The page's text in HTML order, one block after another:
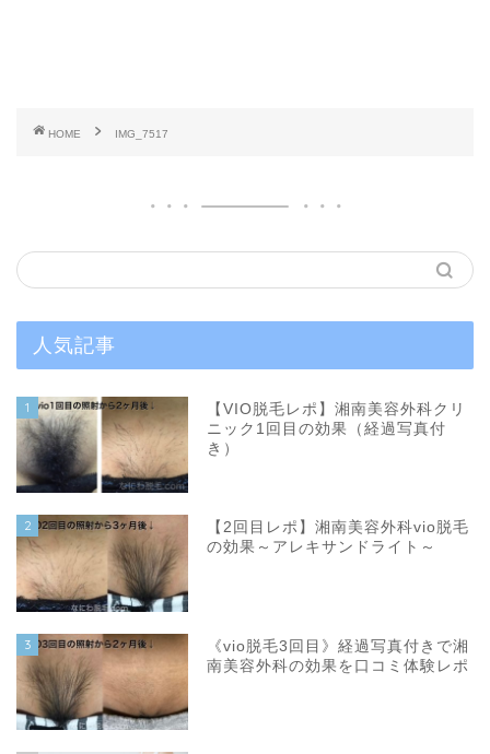
HOME IMG_7517
人気記事
1
【VIO脱毛レポ】湘南美容外科クリ
ニック1回目の効果（経過写真付
き）
2
【2回目レポ】湘南美容外科vio脱毛
の効果～アレキサンドライト～
3
《vio脱毛3回目》経過写真付きで湘
南美容外科の効果を口コミ体験レポ